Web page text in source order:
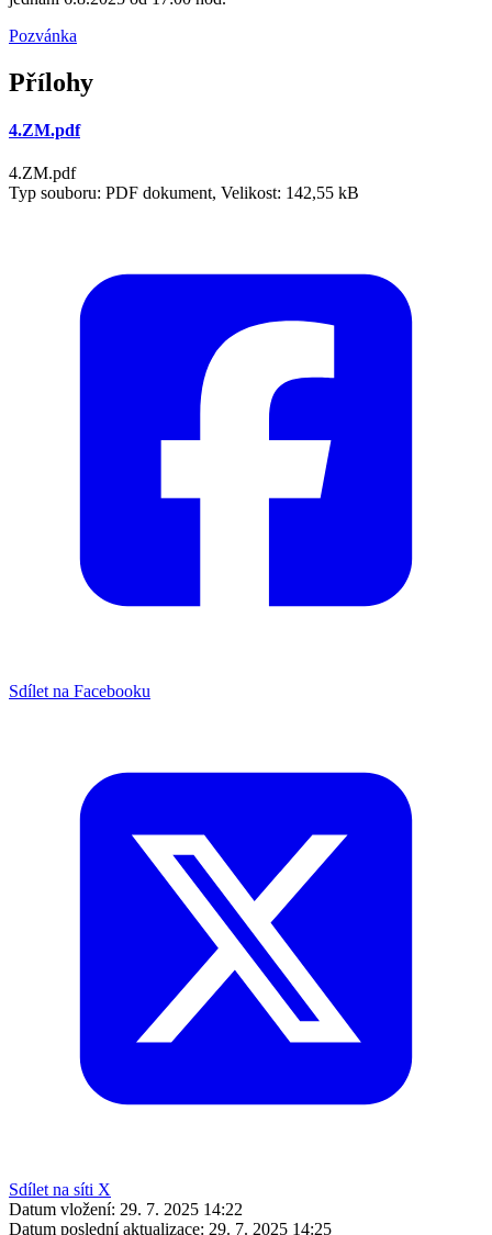
Pozvánka
Přílohy
4.ZM.pdf
4.ZM.pdf
Typ souboru: PDF dokument, Velikost: 142,55 kB
Sdílet na Facebooku
Sdílet na síti X
Datum vložení: 29. 7. 2025 14:22
Datum poslední aktualizace: 29. 7. 2025 14:25